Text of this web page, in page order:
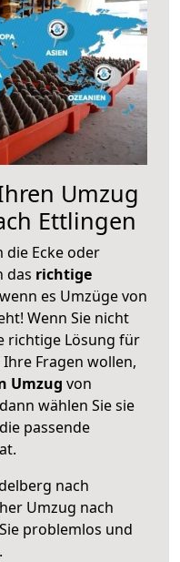
Umzug
Ettlingen
die Ecke oder
das richtige
es Umzüge von
Wenn Sie nicht
richtige Lösung für
Fragen wollen,
Umzug von
wählen Sie sie
passende
nach
Umzug nach
problemlos und